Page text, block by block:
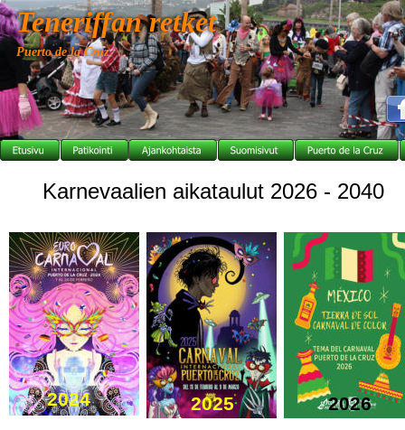
Teneriffan retket
Puerto de la Cruz
Karnevaalien aikataulut 2026 - 2040
2024 2025 2026